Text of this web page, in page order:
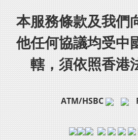
本服務條款及我們
他任何協議均受中
轄，須依照香港
ATM/HSBC